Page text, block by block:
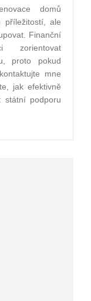
domů
příležitostí, ale
Finanční
zorientovat
proto pokud
mne
jak efektivně
státní podporu